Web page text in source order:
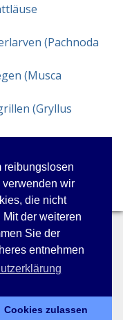
reibungslosen
verwenden wir
die nicht
der weiteren
Sie der
entnehmen
Cookies zulassen
(Pachnoda
(Musca
(Gryllus
(Locusta
Kontakt
& by MelG